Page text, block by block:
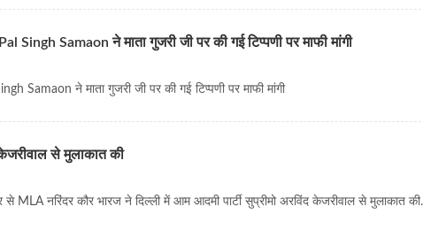
Singh Samaon ने माता गुजरी जी पर की गई टिप्पणी पर माफी मांगी
Samaon ने माता गुजरी जी पर की गई टिप्पणी पर माफी मांगी
से मुलाकात की
MLA नरिंदर कौर भारज ने दिल्ली में आम आदमी पार्टी सुप्रीमो अरविंद केजरीवाल से मुलाकात